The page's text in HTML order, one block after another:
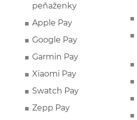
peňaženky
Apple Pay
Google Pay
Garmin Pay
Xiaomi Pay
Swatch Pay
Zepp Pay